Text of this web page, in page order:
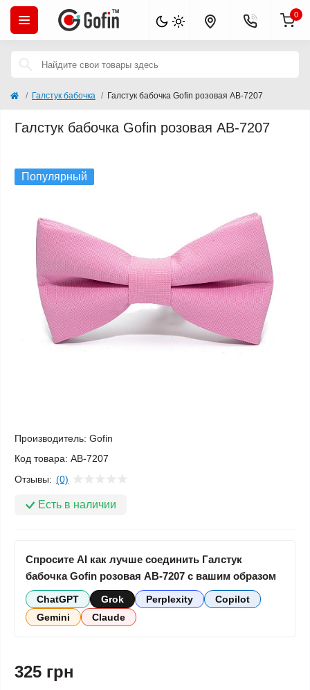
0
Галстук бабочка Галстук бабочка Gofin розовая AB-7207
Галстук бабочка Gofin розовая AB-7207
Популярный
Производитель: Gofin
Код товара: AB-7207
Отзывы: (0)
Есть в наличии
Спросите AI как лучше соединить Галстук
бабочка Gofin розовая AB-7207 с вашим образом
ChatGPT Grok Perplexity
Copilot
Gemini
Claude
325 грн